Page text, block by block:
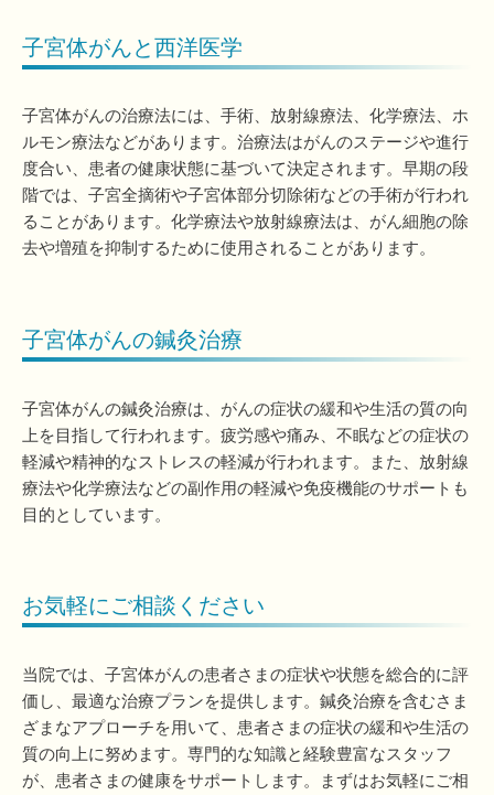
子宮体がんと西洋医学
子宮体がんの治療法には、手術、放射線療法、化学療法、ホ
ルモン療法などがあります。治療法はがんのステージや進行
度合い、患者の健康状態に基づいて決定されます。早期の段
階では、子宮全摘術や子宮体部分切除術などの手術が行われ
ることがあります。化学療法や放射線療法は、がん細胞の除
去や増殖を抑制するために使用されることがあります。
子宮体がんの鍼灸治療
子宮体がんの鍼灸治療は、がんの症状の緩和や生活の質の向
上を目指して行われます。疲労感や痛み、不眠などの症状の
軽減や精神的なストレスの軽減が行われます。また、放射線
療法や化学療法などの副作用の軽減や免疫機能のサポートも
目的としています。
お気軽にご相談ください
当院では、子宮体がんの患者さまの症状や状態を総合的に評
価し、最適な治療プランを提供します。鍼灸治療を含むさま
ざまなアプローチを用いて、患者さまの症状の緩和や生活の
質の向上に努めます。専門的な知識と経験豊富なスタッフ
が、患者さまの健康をサポートします。まずはお気軽にご相